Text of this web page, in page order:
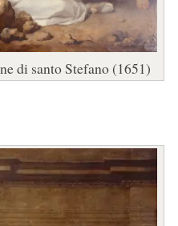
di santo Stefano (1651)